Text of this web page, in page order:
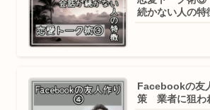
続かない人の特
Facebookの
策 業者に狙わ